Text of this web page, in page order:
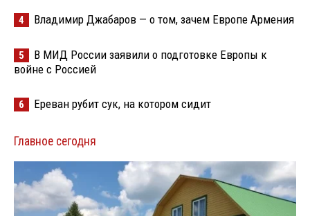
4 Владимир Джабаров — о том, зачем Европе Армения
5
В МИД России заявили о подготовке Европы к
войне с Россией
6 Ереван рубит сук, на котором сидит
Главное сегодня